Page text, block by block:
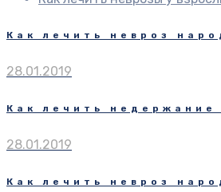
Как лечить невроз
28.01.2019
Как лечить
28.01.2019
Как лечить невроз